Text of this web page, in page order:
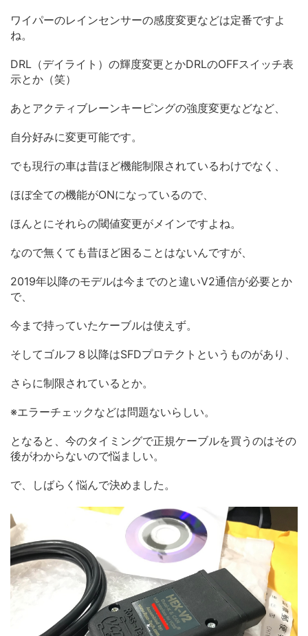
ワイパーのレインセンサーの感度変更などは定番ですよ
ね。
DRL（デイライト）の輝度変更とかDRLのOFFスイッチ表
示とか（笑）
あとアクティブレーンキーピングの強度変更などなど、
自分好みに変更可能です。
でも現行の車は昔ほど機能制限されているわけでなく、
ほぼ全ての機能がONになっているので、
ほんとにそれらの閾値変更がメインですよね。
なので無くても昔ほど困ることはないんですが、
2019年以降のモデルは今までのと違いV2通信が必要とか
で、
今まで持っていたケーブルは使えず。
そしてゴルフ８以降はSFDプロテクトというものがあり、
さらに制限されているとか。
※エラーチェックなどは問題ないらしい。
となると、今のタイミングで正規ケーブルを買うのはその
後がわからないので悩ましい。
で、しばらく悩んで決めました。